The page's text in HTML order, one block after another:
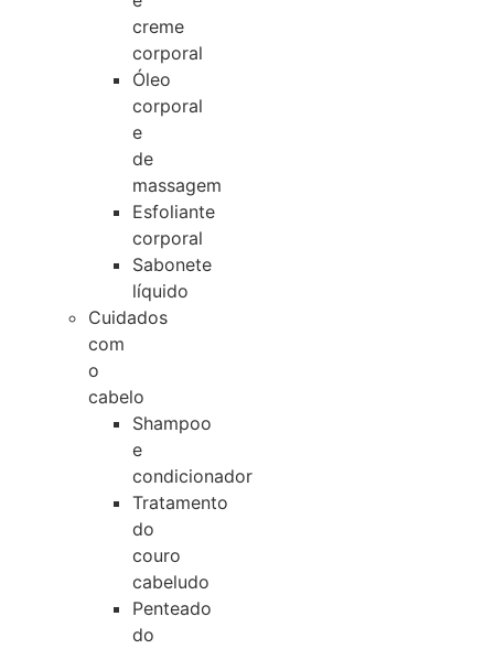
creme
corporal
Óleo
corporal
e
de
massagem
Esfoliante
corporal
Sabonete
líquido
Cuidados
com
o
cabelo
Shampoo
e
condicionador
Tratamento
do
couro
cabeludo
Penteado
do